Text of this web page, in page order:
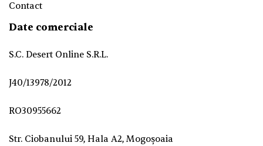
Contact
Date comerciale
S.C. Desert Online S.R.L.
J40/13978/2012
RO30955662
Str. Ciobanului 59, Hala A2, Mogoșoaia